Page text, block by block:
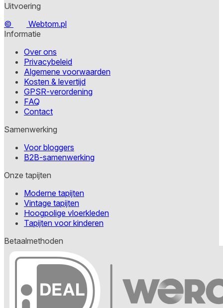
Uitvoering
©
Webtom.pl
Informatie
Over ons
Privacybeleid
Algemene voorwaarden
Kosten & levertijd
GPSR-verordening
FAQ
Contact
Samenwerking
Voor bloggers
B2B-samenwerking
Onze tapijten
Moderne tapijten
Vintage tapijten
Hoogpolige vloerkleden
Tapijten voor kinderen
Betaalmethoden